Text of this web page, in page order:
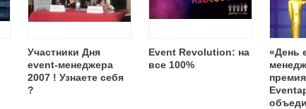
Участники Дня
event-менеджера
2007 ! Узнаете себя
?
Event Revolution: на
все 100%
«День
премия